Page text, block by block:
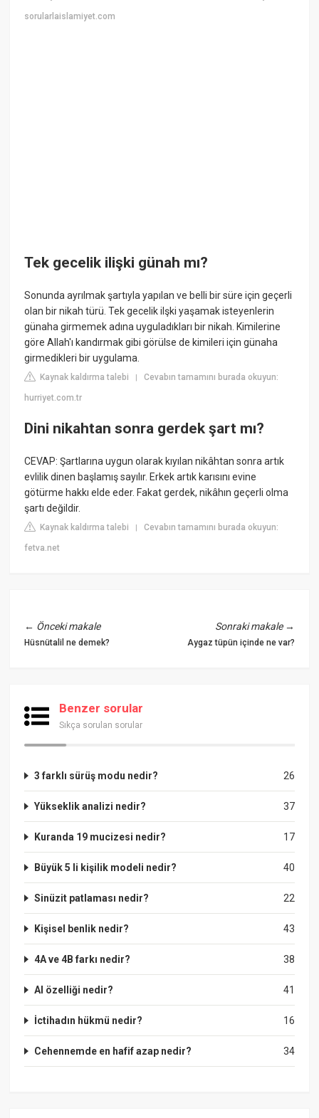
sorularlaislamiyet.com
Tek gecelik ilişki günah mı?
Sonunda ayrılmak şartıyla yapılan ve belli bir süre için geçerli
olan bir nikah türü. Tek gecelik ilşki yaşamak isteyenlerin
günaha girmemek adına uyguladıkları bir nikah. Kimilerine
göre Allah'ı kandırmak gibi görülse de kimileri için günaha
girmedikleri bir uygulama.
Kaynak kaldırma talebi |Cevabın tamamını burada okuyun:
hurriyet.com.tr
Dini nikahtan sonra gerdek şart mı?
CEVAP: Şartlarına uygun olarak kıyılan nikâhtan sonra artık
evlilik dinen başlamış sayılır. Erkek artık karısını evine
götürme hakkı elde eder. Fakat gerdek, nikâhın geçerli olma
şartı değildir.
Kaynak kaldırma talebi |Cevabın tamamını burada okuyun:
fetva.net
← Önceki makale
Hüsnütalil ne demek?
Sonraki makale→
Aygaz tüpün içinde ne var?
Benzer sorular
Sıkça sorulan sorular
26
3 farklı sürüş modu nedir?
37
Yükseklik analizi nedir?
17
Kuranda 19 mucizesi nedir?
40
Büyük 5 li kişilik modeli nedir?
22
Sinüzit patlaması nedir?
43
Kişisel benlik nedir?
38
4A ve 4B farkı nedir?
41
Al özelliği nedir?
16
İctihadın hükmü nedir?
34
Cehennemde en hafif azap nedir?